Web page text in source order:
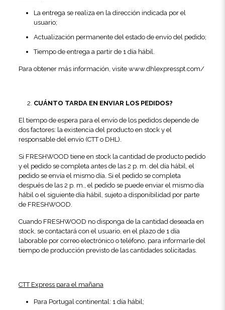
La entrega se realiza en la dirección indicada por el
usuario;
Actualización permanente del estado de envío del pedido;
Tiempo de entrega a partir de 1 día hábil.
Para obtener más información, visite www.dhlexpresspt.com/
CUÁNTO TARDA EN ENVIAR LOS PEDIDOS?
El tiempo de espera para el envío de los pedidos depende de
dos factores: la existencia del producto en stock y el
responsable del envío (CTT o DHL).
Si FRESHWOOD tiene en stock la cantidad de producto pedido
y el pedido se completa antes de las 2 p. m. del día hábil, el
pedido se envía el mismo día. Si el pedido se completa
después de las 2 p. m., el pedido se puede enviar el mismo día
hábil o el siguiente día hábil, sujeto a disponibilidad por parte
de FRESHWOOD.
Cuando FRESHWOOD no disponga de la cantidad deseada en
stock, se contactará con el usuario, en el plazo de 1 día
laborable por correo electrónico o teléfono, para informarle del
tiempo de producción previsto de las cantidades solicitadas.
CTT Express para el mañana
Para Portugal continental: 1 día hábil;